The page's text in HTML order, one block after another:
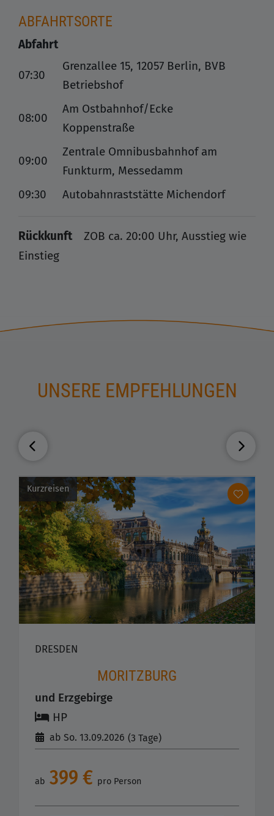
ABFAHRTSORTE
Abfahrt
07:30
Grenzallee 15, 12057 Berlin, BVB
Betriebshof
08:00
Am Ostbahnhof/Ecke
Koppenstraße
09:00
Zentrale Omnibusbahnhof am
Funkturm, Messedamm
09:30
Autobahnraststätte Michendorf
Rückkunft ZOB ca. 20:00 Uhr, Ausstieg wie
Einstieg
UNSERE EMPFEHLUNGEN
Kurzreisen
DRESDEN
MORITZBURG
und Erzgebirge
HP
ab So. 13.09.2026 (3 Tage)
ab 399 € pro Person